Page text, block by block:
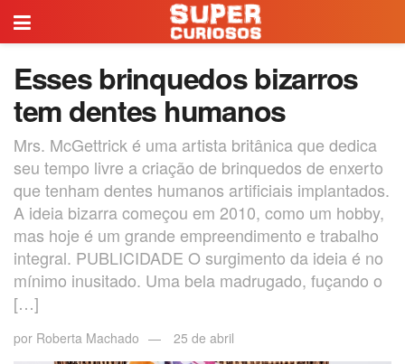
Esses brinquedos bizarros
tem dentes humanos
Mrs. McGettrick é uma artista britânica que dedica
seu tempo livre a criação de brinquedos de enxerto
que tenham dentes humanos artificiais implantados.
A ideia bizarra começou em 2010, como um hobby,
mas hoje é um grande empreendimento e trabalho
integral. PUBLICIDADE O surgimento da ideia é no
mínimo inusitado. Uma bela madrugado, fuçando o
[…]
por Roberta Machado 25 de abril